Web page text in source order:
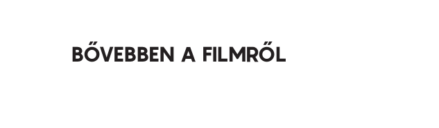
BŐVEBBEN A FILMRŐL